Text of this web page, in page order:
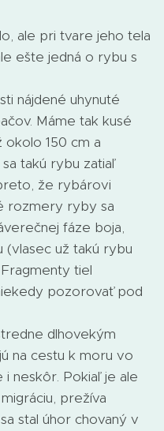
ale pri tvare jeho tela
ešte jedná o rybu s
nájdené uhynuté
Máme tak kusé
okolo 150 cm a
takú rybu zatiaľ
že rybárovi
rozmery ryby sa
fáze boja,
(vlasec už takú rybu
tiel
pozorovať pod
dlhovekým
na cestu k moru vo
i neskôr. Pokiaľ je ale
prežíva
stal úhor chovaný v